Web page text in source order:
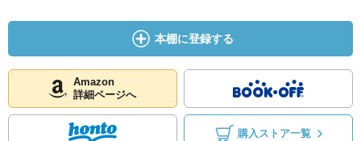
本棚に登録する
Amazon
詳細ページへ
購入ストア一覧